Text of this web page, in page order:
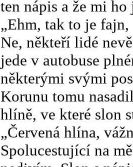
ten nápis a že mi
„Ehm, tak to je fajn,
Ne, někteří lidé
jede v autobuse
některými svými
Korunu tomu
hlíně, ve které slon
„Červená hlína,
Spolucestující na